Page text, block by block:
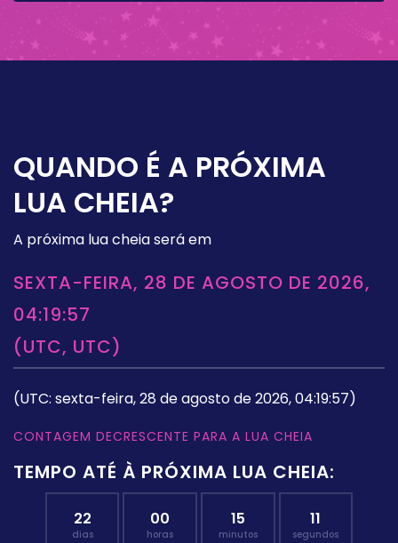
QUANDO É A PRÓXIMA
LUA CHEIA?
A próxima lua cheia será em
SEXTA-FEIRA, 28 DE AGOSTO DE 2026,
04:19:57
(UTC, UTC)
(UTC: sexta-feira, 28 de agosto de 2026, 04:19:57)
CONTAGEM DECRESCENTE PARA A LUA CHEIA
TEMPO ATÉ À PRÓXIMA LUA CHEIA:
22
dias
00
horas
15
minutos
10
segundos